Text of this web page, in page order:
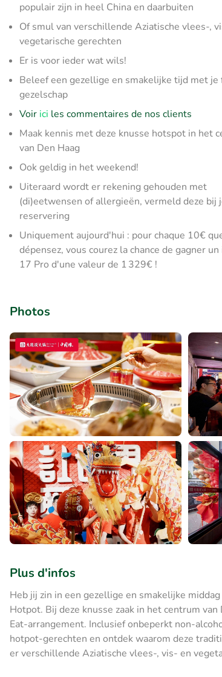
populair zijn in heel China en daarbuiten
Of smul van verschillende Aziatische vlees-,
vegetarische gerechten
Er is voor ieder wat wils!
Beleef een gezellige en smakelijke tijd met je
gezelschap
Voir ici les commentaires de nos clients
Maak kennis met deze knusse hotspot in het
van Den Haag
Ook geldig in het weekend!
Uiteraard wordt er rekening gehouden met
(di)eetwensen of allergieën, vermeld deze bij
reservering
Uniquement aujourd'hui : pour chaque 10€
dépensez, vous courez la chance de gagner un
17 Pro d'une valeur de 1 329€ !
Photos
Plus d'infos
Heb jij zin in een gezellige en smakelijke
Hotpot. Bij deze knusse zaak in het centrum
Eat-arrangement. Inclusief onbeperkt non-
hotpot-gerechten en ontdek waarom deze
er verschillende Aziatische vlees-, vis- en